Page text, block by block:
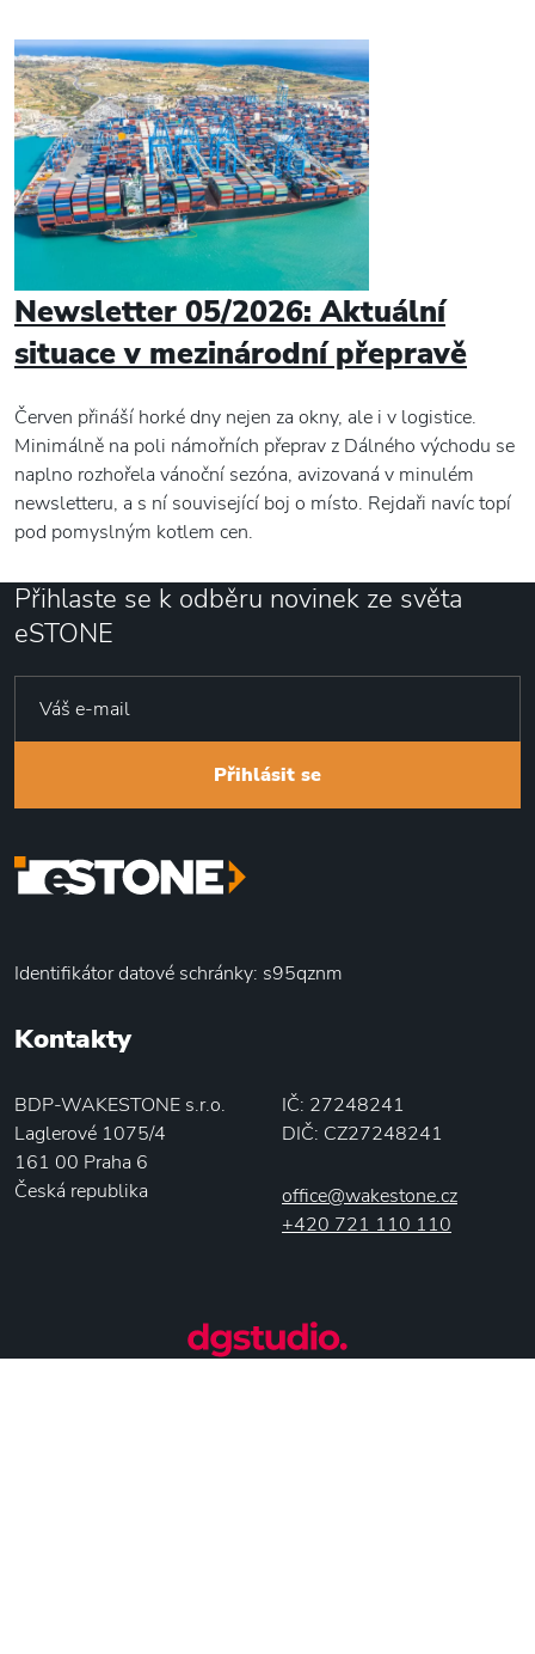
Newsletter 05/2026: Aktuální
situace v mezinárodní přepravě
Červen přináší horké dny nejen za okny, ale i v logistice.
Minimálně na poli námořních přeprav z Dálného východu se
naplno rozhořela vánoční sezóna, avizovaná v minulém
newsletteru, a s ní související boj o místo. Rejdaři navíc topí
pod pomyslným kotlem cen.
Přihlaste se k odběru novinek ze světa
eSTONE
Přihlásit se
Identifikátor datové schránky: s95qznm
Kontakty
BDP-WAKESTONE s.r.o.
Laglerové 1075/4
161 00 Praha 6
Česká republika
IČ: 27248241
DIČ: CZ27248241
office@wakestone.cz
+420 721 110 110